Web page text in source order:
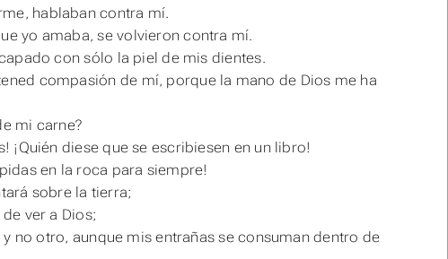
hablaban contra mí.
yo amaba, se volvieron contra mí.
consólo la piel de mis dientes.
compasión de mí, porque la mano de Dios me ha
mi carne?
¡Quién diese que se escribiesen en un libro!
en la roca para siempre!
sobre la tierra;
ver a Dios;
no otro, aunque mis entrañas se consuman dentro de